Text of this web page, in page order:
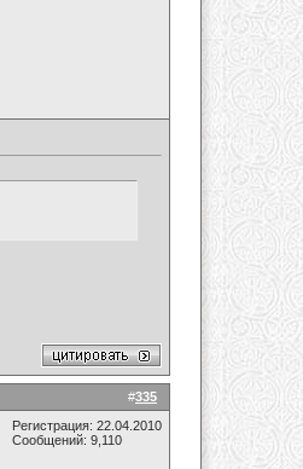
#335
Регистрация: 22.04.2010
Сообщений: 9,110